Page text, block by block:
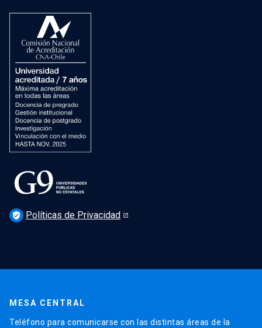
Dirección de Bibliotecas
Dirección de Patrimonio Cultural
Dirección de Salud Mental, Comunidad y Bienestar
verified_user Políticas de Privacidad
MESA CENTRAL
Teléfono para comunicarse con las distintas áreas de la